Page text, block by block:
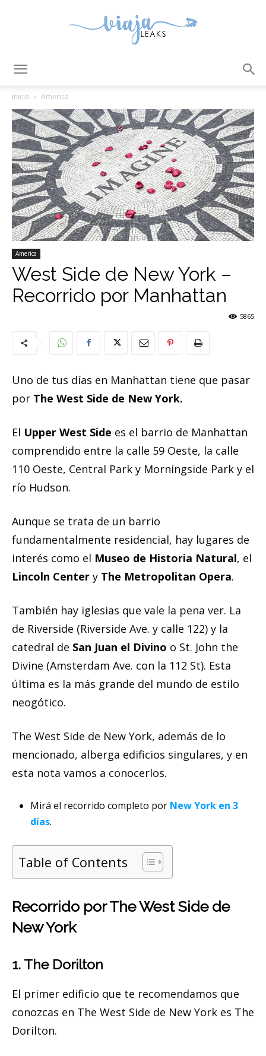
Inicio America
America
West Side de New York –
Recorrido por Manhattan
5865
Uno de tus días en Manhattan tiene que pasar
por The West Side de New York.
El Upper West Side es el barrio de Manhattan
comprendido entre la calle 59 Oeste, la calle
110 Oeste, Central Park y Morningside Park y el
río Hudson.
Aunque se trata de un barrio
fundamentalmente residencial, hay lugares de
interés como el Museo de Historia Natural, el
Lincoln Center y The Metropolitan Opera.
También hay iglesias que vale la pena ver. La
de Riverside (Riverside Ave. y calle 122) y la
catedral de San Juan el Divino o St. John the
Divine (Amsterdam Ave. con la 112 St). Esta
última es la más grande del mundo de estilo
neogótico.
The West Side de New York, además de lo
mencionado, alberga edificios singulares, y en
esta nota vamos a conocerlos.
Mirá el recorrido completo por New York en 3
días.
Table of Contents
Recorrido por The West Side de
New York
1. The Dorilton
El primer edificio que te recomendamos que
conozcas en The West Side de New York es The
Dorilton.